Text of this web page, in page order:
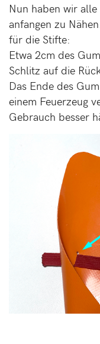
Nun haben wir
anfangen zu
für die Stifte:
Etwa 2cm des
Schlitz auf die
Das Ende des
einem Feuerzeug
Gebrauch besser